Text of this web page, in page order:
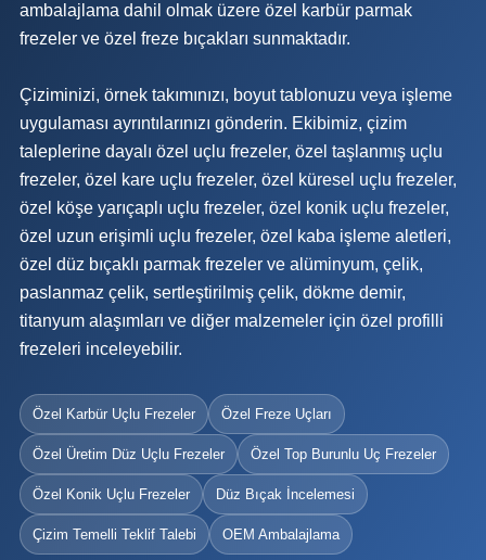
ambalajlama dahil olmak üzere özel karbür parmak
frezeler ve özel freze bıçakları sunmaktadır.
Çiziminizi, örnek takımınızı, boyut tablonuzu veya işleme
uygulaması ayrıntılarınızı gönderin. Ekibimiz, çizim
taleplerine dayalı özel uçlu frezeler, özel taşlanmış uçlu
frezeler, özel kare uçlu frezeler, özel küresel uçlu frezeler,
özel köşe yarıçaplı uçlu frezeler, özel konik uçlu frezeler,
özel uzun erişimli uçlu frezeler, özel kaba işleme aletleri,
özel düz bıçaklı parmak frezeler ve alüminyum, çelik,
paslanmaz çelik, sertleştirilmiş çelik, dökme demir,
titanyum alaşımları ve diğer malzemeler için özel profilli
frezeleri inceleyebilir.
Özel Karbür Uçlu Frezeler Özel Freze Uçları
Özel Üretim Düz Uçlu Frezeler Özel Top Burunlu Uç Frezeler
Özel Konik Uçlu Frezeler Düz Bıçak İncelemesi
Çizim Temelli Teklif Talebi OEM Ambalajlama